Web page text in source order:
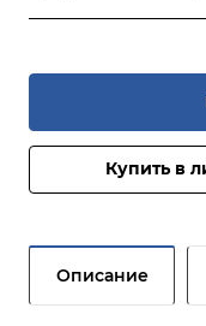
подруливающее
пространстве и
дополнительным
имеют
легкую
подъемный стол.
Купить в
Описание